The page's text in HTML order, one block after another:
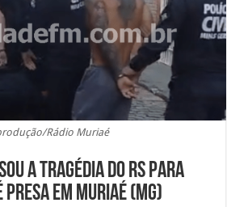
Rádio Muriaé
a tragédia do RS para
em Muriaé (MG)